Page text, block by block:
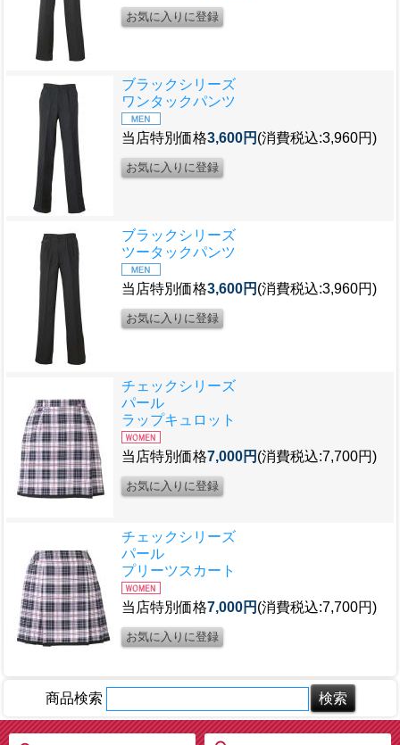
ブラックシリーズ
ワンタックパンツ
当店特別価格3,600円 (消費税込:3,960円)
ブラックシリーズ
ツータックパンツ
当店特別価格3,600円 (消費税込:3,960円)
チェックシリーズ
パール
ラップキュロット
当店特別価格7,000円 (消費税込:7,700円)
チェックシリーズ
パール
プリーツスカート
当店特別価格7,000円 (消費税込:7,700円)
商品検索